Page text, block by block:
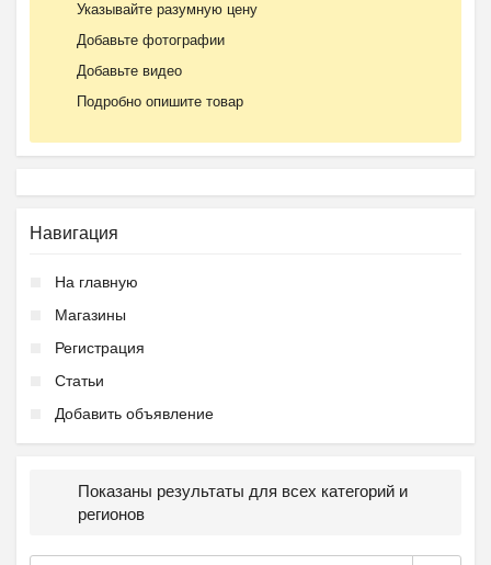
Указывайте разумную цену
Добавьте фотографии
Добавьте видео
Подробно опишите товар
Навигация
На главную
Магазины
Регистрация
Статьи
Добавить объявление
Показаны результаты для всех категорий и
регионов